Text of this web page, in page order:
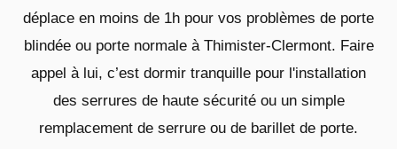
déplace en moins de 1h pour vos problèmes de porte
blindée ou porte normale à Thimister-Clermont. Faire
appel à lui, c’est dormir tranquille pour l'installation
des serrures de haute sécurité ou un simple
remplacement de serrure ou de barillet de porte.